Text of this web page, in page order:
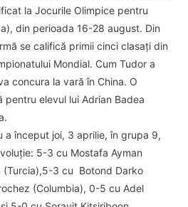
la Jocurile Olimpice pentru
din perioada 16-28 august. Din
se califică primii cinci clasați din
Mondial. Cum Tudor a
concura la vară în China. O
elevul lui Adrian Badea
a început joi, 3 aprilie, în grupa 9,
5-3 cu Mostafa Ayman
(Turcia),5-3 cu Botond Darko
(Columbia), 0-5 cu Adel